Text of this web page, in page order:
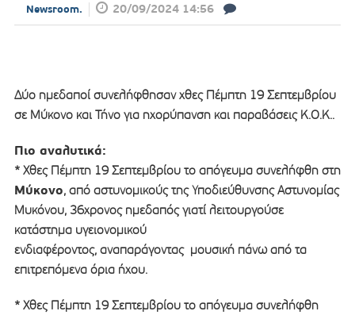
Newsroom. 20/09/2024 14:56
Δύο ημεδαποί συνελήφθησαν χθες Πέμπτη 19 Σεπτεμβρίου
σε Μύκονο και Τήνο για ηχορύπανση και παραβάσεις Κ.Ο.Κ..
Πιο αναλυτικά:
* Χθες Πέμπτη 19 Σεπτεμβρίου το απόγευμα συνελήφθη στη
Μύκονο, από αστυνομικούς της Υποδιεύθυνσης Αστυνομίας
Μυκόνου, 36χρονος ημεδαπός γιατί λειτουργούσε
κατάστημα υγειονομικού
ενδιαφέροντος, αναπαράγοντας μουσική πάνω από τα
επιτρεπόμενα όρια ήχου.
* Χθες Πέμπτη 19 Σεπτεμβρίου το απόγευμα συνελήφθη